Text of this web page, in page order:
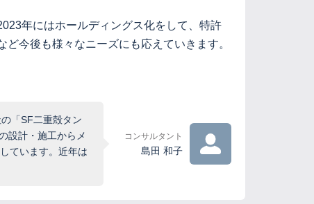
年にはホールディングス化をして、特許
今後も様々なニーズにも応えていきます。
「SF二重殻タン
設計・施工からメ
ています。近年は
コンサルタント
島田 和子